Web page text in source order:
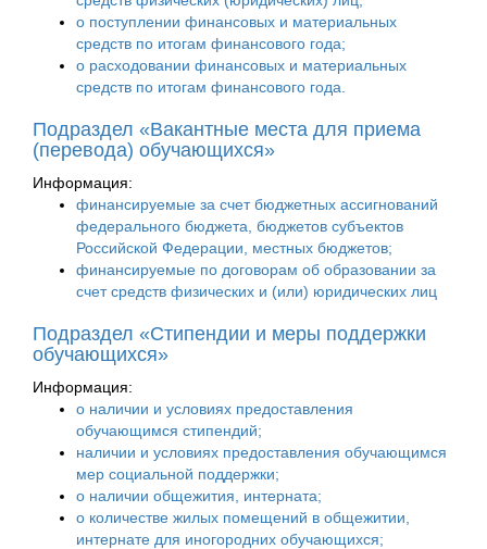
о поступлении финансовых и материальных
средств по итогам финансового года;
о расходовании финансовых и материальных
средств по итогам финансового года.
Подраздел «Вакантные места для приема
(перевода) обучающихся»
Информация:
финансируемые за счет бюджетных ассигнований
федерального бюджета, бюджетов субъектов
Российской Федерации, местных бюджетов;
финансируемые по договорам об образовании за
счет средств физических и (или) юридических лиц
Подраздел «Стипендии и меры поддержки
обучающихся»
Информация:
о наличии и условиях предоставления
обучающимся стипендий;
наличии и условиях предоставления обучающимся
мер социальной поддержки;
о наличии общежития, интерната;
о количестве жилых помещений в общежитии,
интернате для иногородних обучающихся;